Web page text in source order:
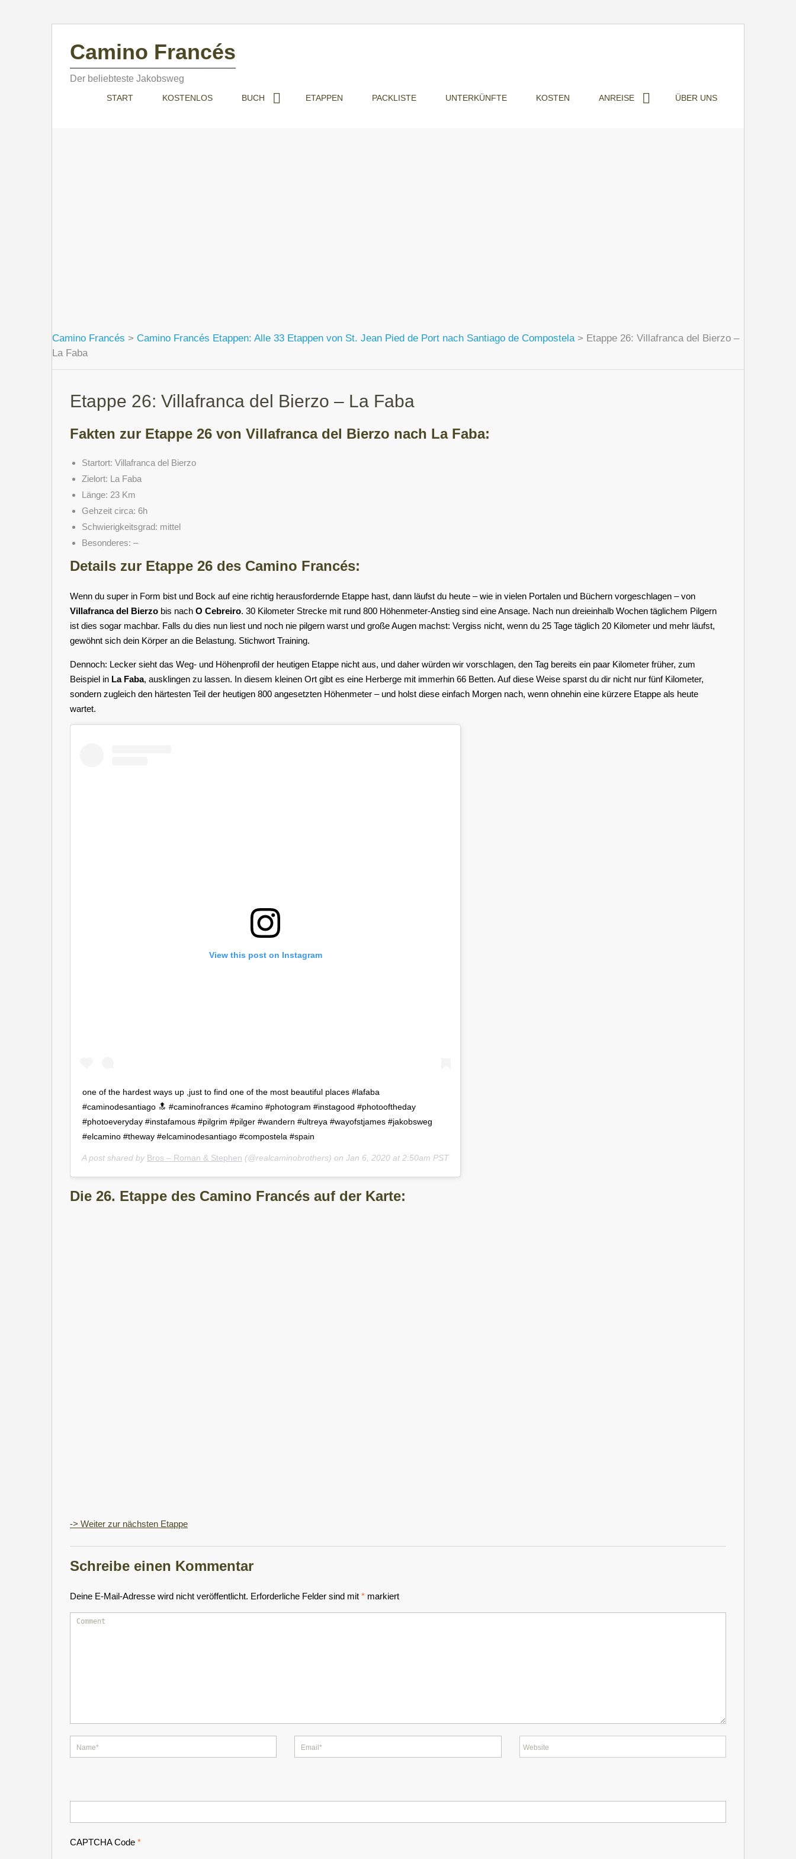
contentCamino Francés
Der beliebteste Jakobsweg
START KOSTENLOS BUCH ETAPPEN PACKLISTE UNTERKÜNFTE KOSTEN ANREISE ÜBER UNS
Camino Francés > Camino Francés Etappen: Alle 33 Etappen von St. Jean Pied de Port nach Santiago de Compostela> Etappe 26: Villafranca del Bierzo –
La Faba
Etappe 26: Villafranca del Bierzo – La Faba
Fakten zur Etappe 26 von Villafranca del Bierzo nach La Faba:
Startort: Villafranca del Bierzo
Zielort: La Faba
Länge: 23 Km
Gehzeit circa: 6h
Schwierigkeitsgrad: mittel
Besonderes: –
Details zur Etappe 26 des Camino Francés:
Wenn du super in Form bist und Bock auf eine richtig herausfordernde Etappe hast, dann läufst du heute – wie in vielen Portalen und Büchern vorgeschlagen – von
Villafranca del Bierzo bis nach O Cebreiro. 30 Kilometer Strecke mit rund 800 Höhenmeter-Anstieg sind eine Ansage. Nach nun dreieinhalb Wochen täglichem Pilgern
ist dies sogar machbar. Falls du dies nun liest und noch nie pilgern warst und große Augen machst: Vergiss nicht, wenn du 25 Tage täglich 20 Kilometer und mehr läufst,
gewöhnt sich dein Körper an die Belastung. Stichwort Training.
Dennoch: Lecker sieht das Weg- und Höhenprofil der heutigen Etappe nicht aus, und daher würden wir vorschlagen, den Tag bereits ein paar Kilometer früher, zum
Beispiel in La Faba, ausklingen zu lassen. In diesem kleinen Ort gibt es eine Herberge mit immerhin 66 Betten. Auf diese Weise sparst du dir nicht nur fünf Kilometer,
sondern zugleich den härtesten Teil der heutigen 800 angesetzten Höhenmeter – und holst diese einfach Morgen nach, wenn ohnehin eine kürzere Etappe als heute
wartet.
View this post on Instagram
one of the hardest ways up ,just to find one of the most beautiful places #lafaba ⠀ ⠀
#caminodesantiago 🔝 #caminofrances #camino #photogram #instagood #photooftheday
#photoeveryday #instafamous #pilgrim #pilger #wandern #ultreya #wayofstjames #jakobsweg
#elcamino #theway #elcaminodesantiago #compostela #spain
A post shared by Bros – Roman & Stephen (@realcaminobrothers) on Jan 6, 2020 at 2:50am PST
Die 26. Etappe des Camino Francés auf der Karte:
-> Weiter zur nächsten Etappe
Schreibe einen Kommentar
Deine E-Mail-Adresse wird nicht veröffentlicht. Erforderliche Felder sind mit * markiert
CAPTCHA Code *